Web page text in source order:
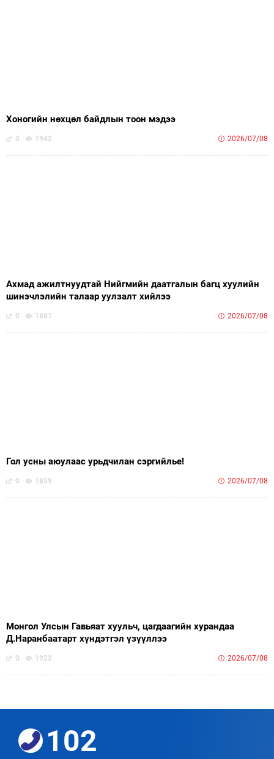
Хоногийн нөхцөл байдлын тоон мэдээ
0 1942 2026/07/08
Ахмад ажилтнуудтай Нийгмийн даатгалын багц хуулийн
шинэчлэлийн талаар уулзалт хийлээ
0 1881 2026/07/08
Гол усны аюулаас урьдчилан сэргийлье!
0 1859 2026/07/08
Монгол Улсын Гавьяат хуульч, цагдаагийн хурандаа
Д.Наранбаатарт хүндэтгэл үзүүллээ
0 1922 2026/07/08
102